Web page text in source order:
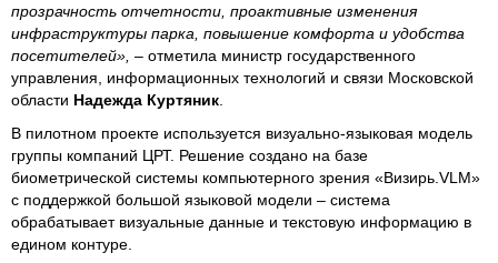
прозрачность отчетности, проактивные изменения
инфраструктуры парка, повышение комфорта и удобства
посетителей», – отметила министр государственного
управления, информационных технологий и связи Московской
области Надежда Куртяник
В пилотном проекте используется визуально-языковая модель
группы компаний ЦРТ. Решение создано на базе
биометрической системы компьютерного зрения «Визирь.VLM»
с поддержкой большой языковой модели – система
обрабатывает визуальные данные и текстовую информацию в
едином контуре.